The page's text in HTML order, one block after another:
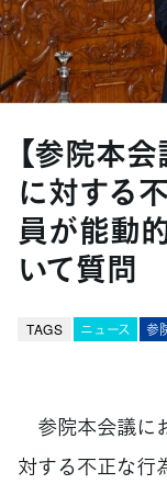
【参院本
に対する
員が能動
いて質問
TAGS ニュース 参
参院本会議に
対する不正な行